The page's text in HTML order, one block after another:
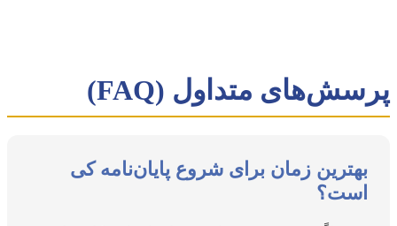
پرسش‌های متداول (FAQ)
بهترین زمان برای شروع پایان‌نامه کی
است؟